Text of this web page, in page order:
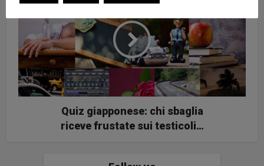
Quiz giapponese: chi sbaglia
riceve frustate sui testicoli…